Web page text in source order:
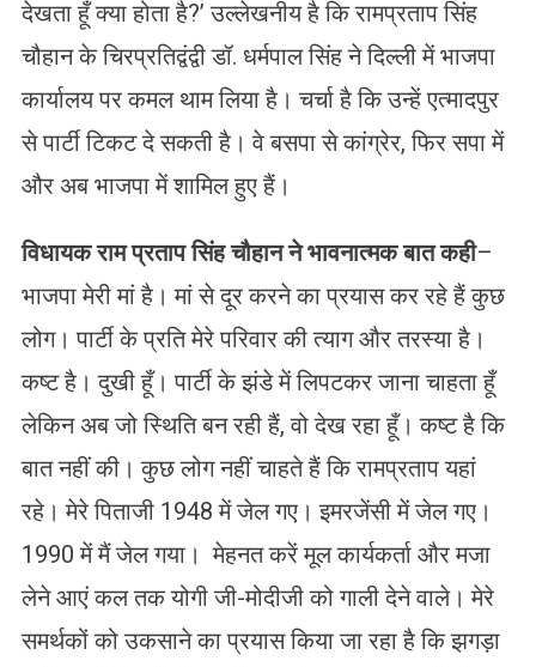
देखता हूँ क्या होता है?’ उल्लेखनीय है कि रामप्रताप सिंह
चौहान के चिरप्रतिद्वंद्वी डॉ. धर्मपाल सिंह ने दिल्ली में भाजपा
कार्यालय पर कमल थाम लिया है। चर्चा है कि उन्हें एत्मादपुर
से पार्टी टिकट दे सकती है। वे बसपा से कांग्रेर, फिर सपा में
और अब भाजपा में शामिल हुए हैं।
विधायक राम प्रताप सिंह चौहान नेभावनात्मक बात कही–
भाजपा मेरी मां है। मां से दूर करने का प्रयास कर रहे हैं कुछ
लोग। पार्टी के प्रति मेरे परिवार की त्याग और तरस्या है।
कष्ट है। दुखी हूँ। पार्टी के झंडे में लिपटकर जाना चाहता हूँ
लेकिन अब जो स्थिति बन रही हैं, वो देख रहा हूँ। कष्ट है कि
बात नहीं की। कुछ लोग नहीं चाहते हैं कि रामप्रताप यहां
रहे। मेरे पिताजी 1948 में जेल गए। इमरजेंसी में जेल गए।
1990 में मैं जेल गया। मेहनत करें मूल कार्यकर्ता और मजा
लेने आएं कल तक योगी जी-मोदीजी को गाली देने वाले। मेरे
समर्थकों को उकसाने का प्रयास किया जा रहा है कि झगड़ा